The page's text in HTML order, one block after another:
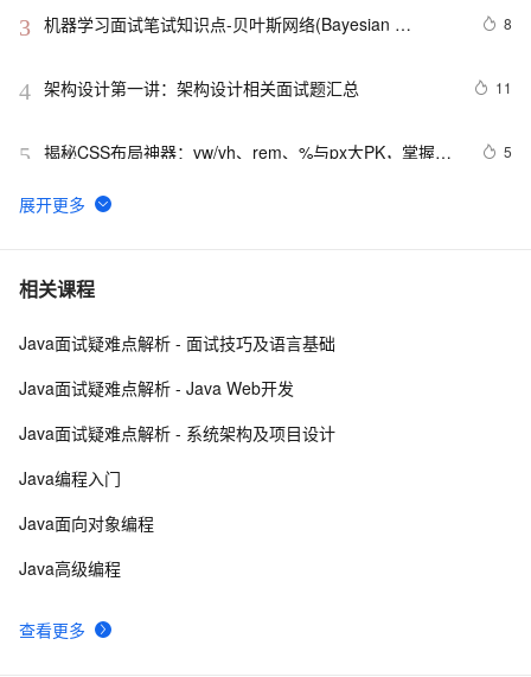
3 机器学习面试笔试知识点-贝叶斯网络(Bayesian
8
4 架构设计第一讲：架构设计相关面试题汇总 11
5 揭秘CSS布局神器：vw/vh、rem、%与px大PK，掌握它
5
6 Python深度学习面试：CNN、RNN与Transformer详解
7 10年Java面试总结：Java程序员面试必备的面试技巧
8 Google 历年笔试面试30题
天一点小知识（下）
10给面试官上一课：HTTPS是先进行TCP三次握手，再进
相关课程
查看更多
Java面试疑难点解析 - 面试技巧及语言基础
Java面试疑难点解析 - Java Web开发
Java面试疑难点解析 - 系统架构及项目设计
Java编程入门
Java面向对象编程
Java高级编程